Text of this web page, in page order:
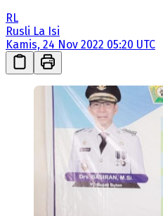
RL
Rusli La Isi
Kamis, 24 Nov 2022 05:20 UTC